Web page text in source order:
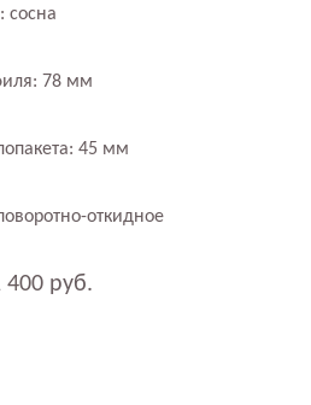
сосна
78 мм
45 мм
откидное
400 руб.